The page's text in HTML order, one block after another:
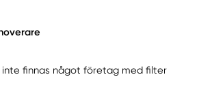
inte finnas något företag med filter